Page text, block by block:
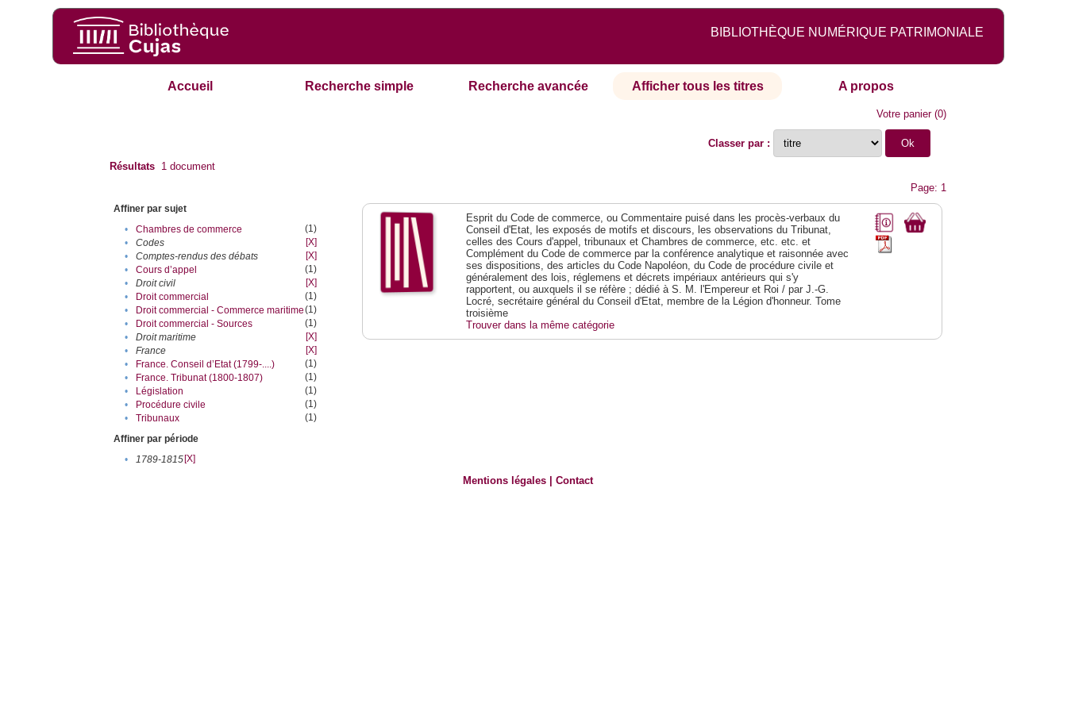
BIBLIOTHÈQUE NUMÉRIQUE PATRIMONIALE
Accueil Recherche simple Recherche avancée Afficher tous les titres A propos
Votre panier(0)
Classer par :
Résultats 1 document
Page: 1
Affiner par sujet
•
Chambres de commerce
(1)
•
Codes
[X]
•
Comptes-rendus des débats
[X]
•
Cours d’appel
(1)
•
Droit civil
[X]
•
Droit commercial
(1)
•
Droit commercial - Commerce maritime(1)
•
Droit commercial - Sources
(1)
•
Droit maritime
[X]
•
France
[X]
•
France. Conseil d’Etat (1799-....)
(1)
•
France. Tribunat (1800-1807)
(1)
•
Législation
(1)
•
Procédure civile
(1)
•
Tribunaux
(1)
Affiner par période
•
1789-1815[X]
Esprit du Code de commerce, ou Commentaire puisé dans les procès-verbaux du
Conseil d'Etat, les exposés de motifs et discours, les observations du Tribunat,
celles des Cours d'appel, tribunaux et Chambres de commerce, etc. etc. et
Complément du Code de commerce par la conférence analytique et raisonnée avec
ses dispositions, des articles du Code Napoléon, du Code de procédure civile et
généralement des lois, réglemens et décrets impériaux antérieurs qui s'y
rapportent, ou auxquels il se réfère ; dédié à S. M. l'Empereur et Roi / par J.-G.
Locré, secrétaire général du Conseil d'Etat, membre de la Légion d'honneur. Tome
troisième
Trouver dans la même catégorie
Mentions légales |Contact